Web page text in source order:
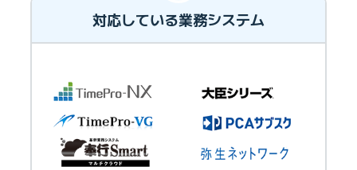
対応している業務システム